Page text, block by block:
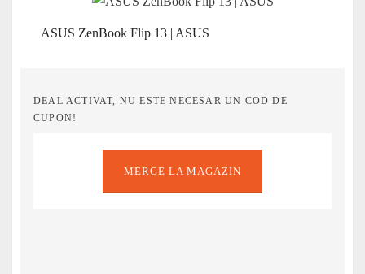
ASUS ZenBook Flip 13 | ASUS
DEAL ACTIVAT, NU ESTE NECESAR UN COD DE
CUPON!
MERGE LA MAGAZIN